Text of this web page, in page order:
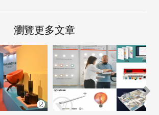
瀏覽更多文章